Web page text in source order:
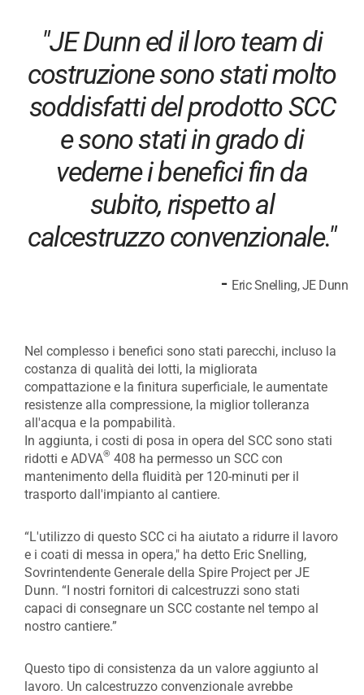
"JE Dunn ed il loro team di
costruzione sono stati molto
soddisfatti del prodotto SCC
e sono stati in grado di
vederne i benefici fin da
subito, rispetto al
calcestruzzo convenzionale."
- Eric Snelling, JE Dunn
Nel complesso i benefici sono stati parecchi, incluso la
costanza di qualità dei lotti, la migliorata
compattazione e la finitura superficiale, le aumentate
resistenze alla compressione, la miglior tolleranza
all'acqua e la pompabilità.
In aggiunta, i costi di posa in opera del SCC sono stati
ridotti e ADVA® 408 ha permesso un SCC con
mantenimento della fluidità per 120-minuti per il
trasporto dall'impianto al cantiere.
“L'utilizzo di questo SCC ci ha aiutato a ridurre il lavoro
e i coati di messa in opera," ha detto Eric Snelling,
Sovrintendente Generale della Spire Project per JE
Dunn. “I nostri fornitori di calcestruzzi sono stati
capaci di consegnare un SCC costante nel tempo al
nostro cantiere.”
Questo tipo di consistenza da un valore aggiunto al
lavoro. Un calcestruzzo convenzionale avrebbe